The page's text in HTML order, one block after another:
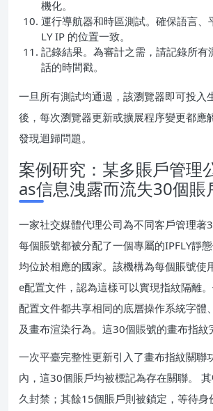
機化。
運行導航器和時區測試。確保語言、
LY IP 的位置一致。
記錄結果。為審計之需，請記錄所有
話的時間戳。
一旦所有測試均通過，該瀏覽器即可投入
後，每次瀏覽器更新或擴展程序變更都應
發現迴歸問題。
案例研究：某多賬戶管理
as信息洩露而流失30個賬
一家社交媒體代理公司為不同客戶管理著
每個賬號都被分配了一個專屬的IPFLY靜
均位於相應的國家。該機構為每個賬號使
e配置文件，認為這樣可以實現指紋隔離
配置文件都共享相同的底層操作系統字體
及畫布渲染行為。這30個賬號的畫布指紋
一次平臺完整性更新引入了畫布指紋關聯
內，這30個賬戶均被標記為存在關聯。
久封禁；其餘15個賬戶則被鎖定，等待身